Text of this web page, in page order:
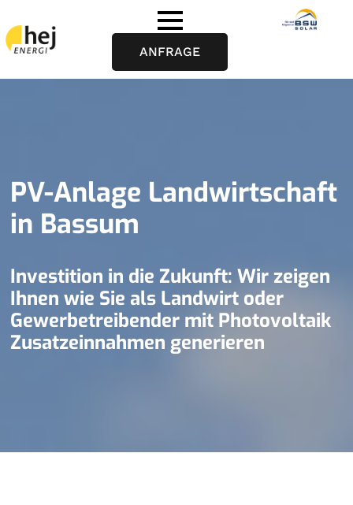
ANFRAGE
PV-Anlage Landwirtschaft
in Bassum
Investition in die Zukunft: Wir zeigen
Ihnen wie Sie als Landwirt oder
Gewerbetreibender mit Photovoltaik
Zusatzeinnahmen generieren